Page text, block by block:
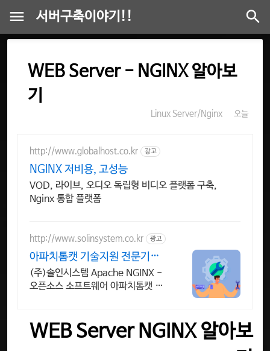
서버구축이야기!!
WEB Server - NGINX 알아보
기
Linux Server/Nginx 오늘
http://www.globalhost.co.kr 광고
NGINX 저비용, 고성능
VOD, 라이브, 오디오 독립형 비디오 플랫폼 구축,
Nginx 통합 플랫폼
http://www.solinsystem.co.kr 광고
아파치톰캣 기술지원 전문기업
20년이상 기술지원 노하우
(주)솔인시스템 Apache NGINX -
오픈소스 소프트웨어 아파치톰캣 기
WEB Server NGINX 알아보